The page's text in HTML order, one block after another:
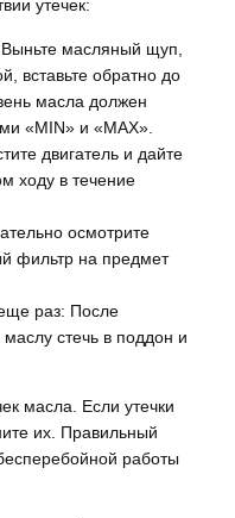
утечек:
масляный щуп,
вставьте обратно до
масла должен
«MIN» и «MAX».
двигатель и дайте
ходу в течение
осмотрите
фильтр на предмет
раз: После
маслу стечь в поддон и
масла. Если утечки
их. Правильный
работы